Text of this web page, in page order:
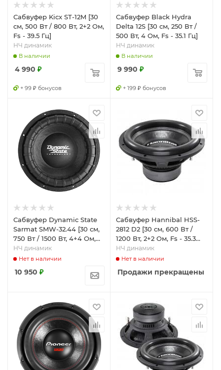
Сабвуфер Kicx ST-12M [30
см, 500 Вт / 800 Вт, 2+2 Ом,
Fs - 39.5 Гц]
НЧ динамик
В наличии
4 990 ₽
+ 99 ₽ бонусов
Сабвуфер Black Hydra
Delta 12S [30 см, 250 Вт /
500 Вт, 4 Ом, Fs - 35.1 Гц]
НЧ динамик
В наличии
9 990 ₽
+ 199 ₽ бонусов
Сабвуфер Dynamic State
Sarmat SMW-32.44 [30 см,
750 Вт / 1500 Вт, 4+4 Ом,
Fs - 38 Гц]
НЧ динамик
Нет в наличии
10 950 ₽
Сабвуфер Hannibal HSS-
2812 D2 [30 см, 600 Вт /
1200 Вт, 2+2 Ом, Fs - 35.3
Гц]
НЧ динамик
Нет в наличии
Продажи прекращены